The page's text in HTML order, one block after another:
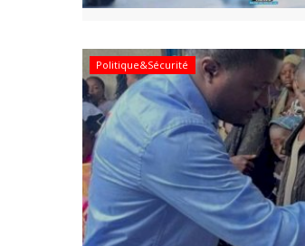
Politique&Sécurité